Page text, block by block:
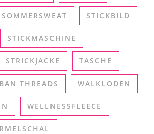
SOMMERSWEAT STICKBILD
STICKMASCHINE
STRICKJACKE TASCHE
THREADS WALKLODEN
WELLNESSFLEECE